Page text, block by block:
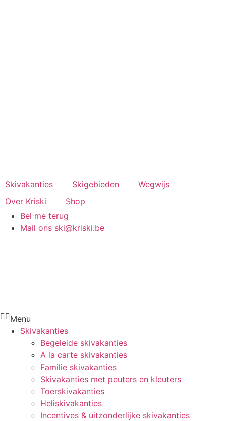
Skivakanties Skigebieden
Wegwijs
Over Kriski
Shop
Bel me terug
Mail ons ski@kriski.be
Menu
Skivakanties
Begeleide skivakanties
A la carte skivakanties
Familie skivakanties
Skivakanties met peuters en kleuters
Toerskivakanties
Heliskivakanties
Incentives & uitzonderlijke skivakanties